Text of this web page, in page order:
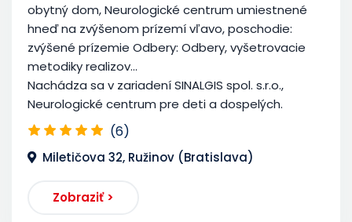
obytný dom, Neurologické centrum umiestnené
hneď na zvýšenom prízemí vľavo, poschodie:
zvýšené prízemie Odbery: Odbery, vyšetrovacie
metodiky realizov...
Nachádza sa v zariadení SINALGIS spol. s.r.o.,
Neurologické centrum pre deti a dospelých.
(6)
Miletičova 32, Ružinov (Bratislava)
Zobraziť >